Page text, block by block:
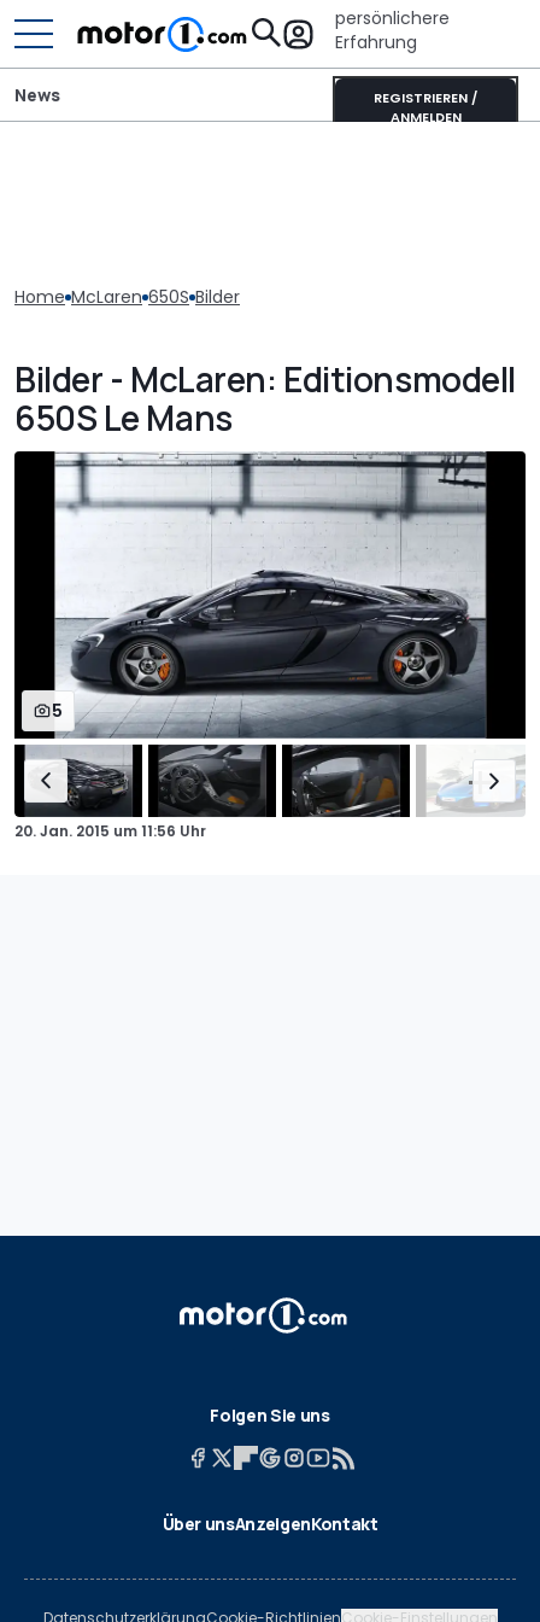
persönlichere
Erfahrung
REGISTRIEREN /
ANMELDEN
News
Home McLaren 650S Bilder
Bilder - McLaren: Editionsmodell
650S Le Mans
5
20. Jan. 2015 um11:56 Uhr
Folgen Sie uns
Über unsAnzeigenKontakt